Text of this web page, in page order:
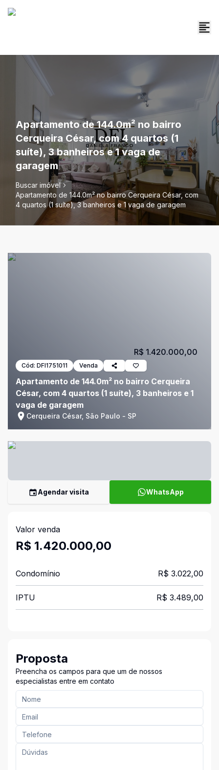
Apartamento de 144.0m² no bairro
Cerqueira César, com 4 quartos (1
suíte), 3 banheiros e 1 vaga de
garagem
Buscar imóvel
Apartamento de 144.0m² no bairro Cerqueira César, com
4 quartos (1 suíte), 3 banheiros e 1 vaga de garagem
Cód: DFI1751011 Venda
Apartamento de 144.0m² no bairro Cerqueira
César, com 4 quartos (1 suíte), 3 banheiros e 1
vaga de garagem
Cerqueira César, São Paulo - SP
R$ 1.420.000,00
Agendar visita WhatsApp
Valor venda
R$ 1.420.000,00
Condomínio R$ 3.022,00
IPTU R$ 3.489,00
Proposta
Preencha os campos para que um de nossos
especialistas entre em contato